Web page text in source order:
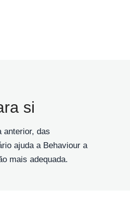
si
anterior, das
ajuda a Behaviour a
mais adequada.